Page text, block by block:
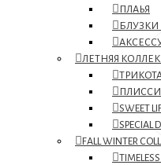
ПЛАЬЯ
БЛУЗКИ
ЛЕТНЯЯ
SWEET
SPECIAL
FALL WINTER